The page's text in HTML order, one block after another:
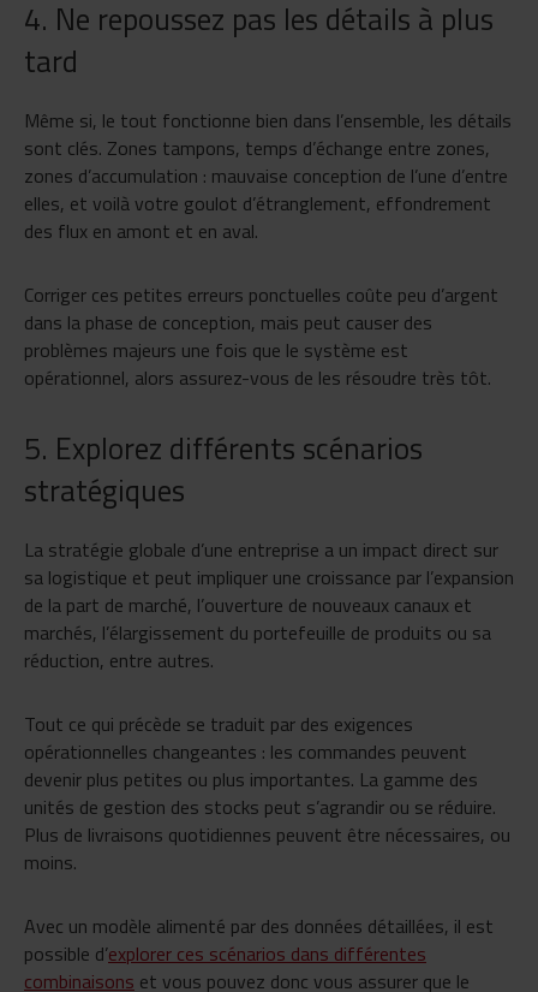
4. Ne repoussez pas les détails à plus
tard
Même si, le tout fonctionne bien dans l’ensemble, les détails
sont clés. Zones tampons, temps d’échange entre zones,
zones d’accumulation : mauvaise conception de l’une d’entre
elles, et voilà votre goulot d’étranglement, effondrement
des flux en amont et en aval.
Corriger ces petites erreurs ponctuelles coûte peu d’argent
dans la phase de conception, mais peut causer des
problèmes majeurs une fois que le système est
opérationnel, alors assurez-vous de les résoudre très tôt.
5. Explorez différents scénarios
stratégiques
La stratégie globale d’une entreprise a un impact direct sur
sa logistique et peut impliquer une croissance par l’expansion
de la part de marché, l’ouverture de nouveaux canaux et
marchés, l’élargissement du portefeuille de produits ou sa
réduction, entre autres.
Tout ce qui précède se traduit par des exigences
opérationnelles changeantes : les commandes peuvent
devenir plus petites ou plus importantes. La gamme des
unités de gestion des stocks peut s’agrandir ou se réduire.
Plus de livraisons quotidiennes peuvent être nécessaires, ou
moins.
Avec un modèle alimenté par des données détaillées, il est
possible d’explorer ces scénarios dans différentes
combinaisons et vous pouvez donc vous assurer que le